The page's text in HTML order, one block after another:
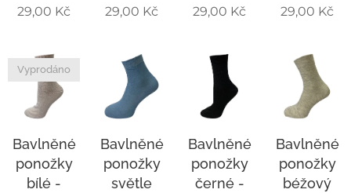
29,00 Kč 29,00 Kč 29,00 Kč 29,00 Kč
Bavlněné
ponožky
bílé -
Vyprodáno
Bavlněné
ponožky
světle
Bavlněné
ponožky
černé -
Bavlněné
ponožky
béžový